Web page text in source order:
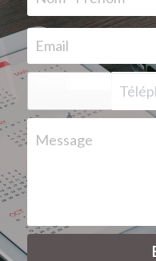
Email
Message